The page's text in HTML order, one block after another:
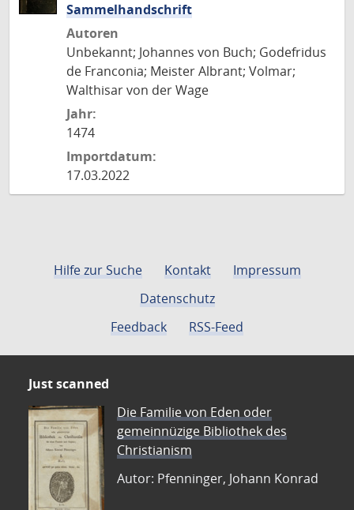
Sammelhandschrift
Autoren
Unbekannt; Johannes von Buch; Godefridus
de Franconia; Meister Albrant; Volmar;
Walthisar von der Wage
Jahr:
1474
Importdatum:
17.03.2022
Hilfe zur Suche Kontakt
Impressum
Datenschutz
Feedback
RSS-Feed
Just scanned
Die Familie von Eden oder
gemeinnüzige Bibliothek des
Christianism
Autor: Pfenninger, Johann Konrad